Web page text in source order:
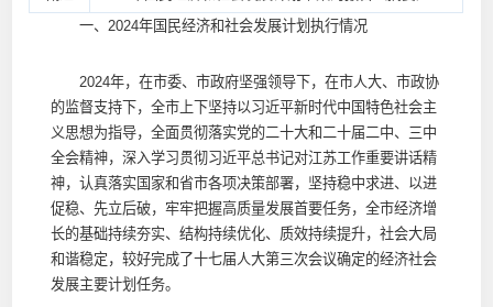
一、2024年国民经济和社会发展计划执行情况
2024年，在市委、市政府坚强领导下，在市人大、市政协
的监督支持下，全市上下坚持以习近平新时代中国特色社会主
义思想为指导，全面贯彻落实党的二十大和二十届二中、三中
全会精神，深入学习贯彻习近平总书记对江苏工作重要讲话精
神，认真落实国家和省市各项决策部署，坚持稳中求进、以进
促稳、先立后破，牢牢把握高质量发展首要任务，全市经济增
长的基础持续夯实、结构持续优化、质效持续提升，社会大局
和谐稳定，较好完成了十七届人大第三次会议确定的经济社会
发展主要计划任务。